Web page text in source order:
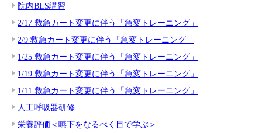
院内BLS講習
2/17 救急カート変更に伴う「急変トレーニング」
2/9 救急カート変更に伴う「急変トレーニング」
1/25 救急カート変更に伴う「急変トレーニング」
1/19 救急カート変更に伴う「急変トレーニング」
1/11 救急カート変更に伴う「急変トレーニング」
人工呼吸器研修
栄養評価＜嚥下をなるべく目で学ぶ＞